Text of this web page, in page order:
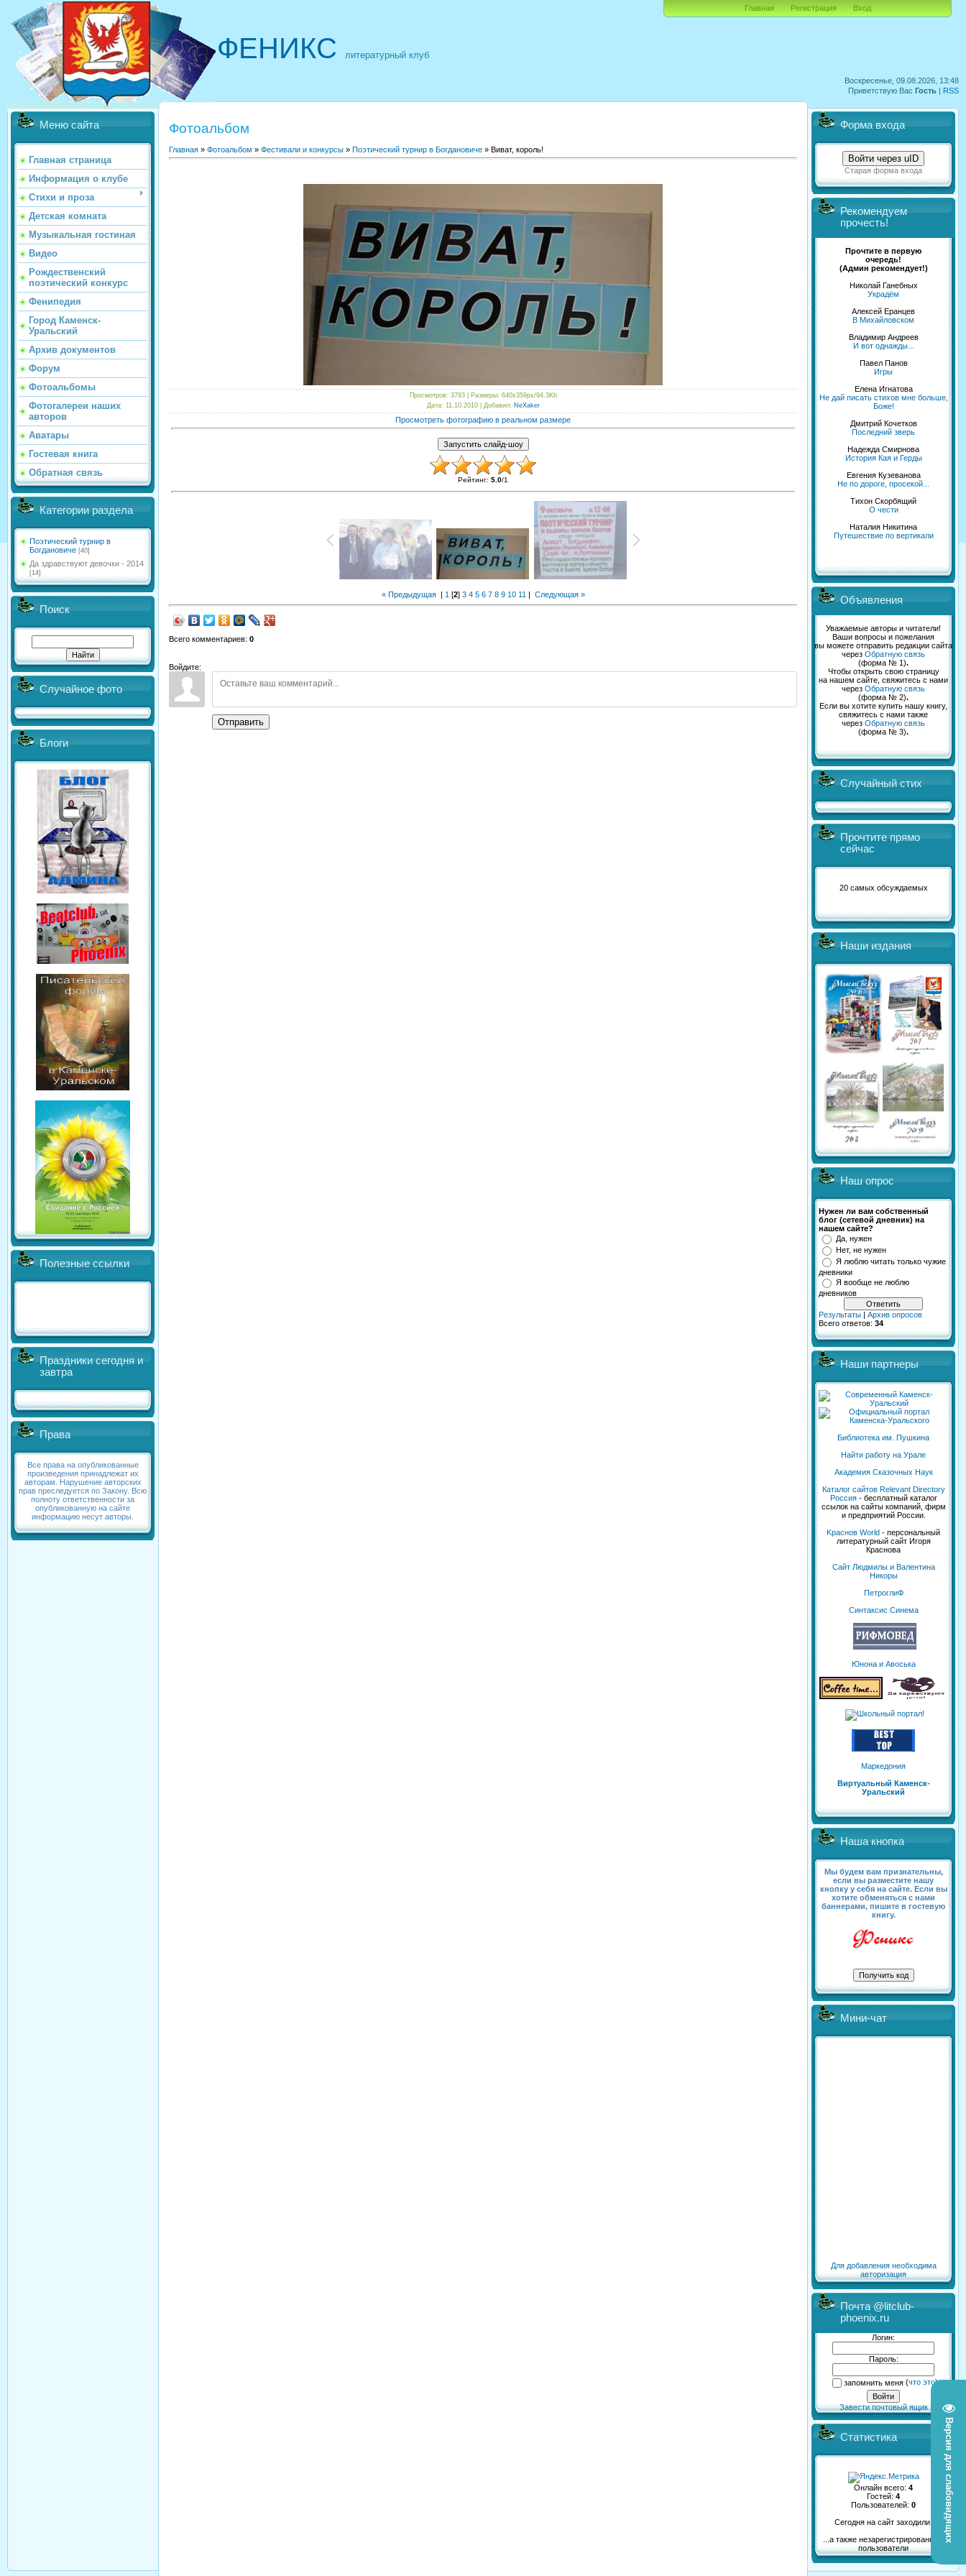
Версия для слабовидящих
Воскресенье, 09.08.2026, 13:48
Приветствую Вас Гость | RSS
ФЕНИКС литературный клуб
Главная Регистрация Вход
Меню сайта
Главная страница
Информация о клубе
Стихи и проза
Детская комната
Музыкальная гостиная
Видео
Рождественский
поэтический конкурс
Фенипедия
Город Каменск-
Уральский
Архив документов
Форум
Фотоальбомы
Фотогалереи наших
авторов
Аватары
Гостевая книга
Обратная связь
Категории раздела
Поэтический турнир в
Богдановиче [40]
Да здравствуют девочки - 2014
[14]
Поиск
Случайное фото
Блоги
Полезные ссылки
Праздники сегодня и
завтра
Права
Все права на опубликованные
произведения принадлежат их
авторам. Нарушение авторских
прав преследуется по Закону. Всю
полноту ответственности за
опубликованную на сайте
информацию несут авторы.
Фотоальбом
Главная » Фотоальбом » Фестивали и конкурсы » Поэтический турнир в Богдановиче » Виват, король!
Просмотров: 3793 | Размеры: 640x359px/94.3Kb
Дата: 11.10.2010 | Добавил: NeXaker
Просмотреть фотографию в реальном размере
Рейтинг: 5.0/1
« Предыдущая| 1 [2] 3 4 5 6 7 8 9 10 11 | Следующая »
Всего комментариев: 0
Войдите:
Отправить
Форма входа
Войти через uID
Старая форма входа
Рекомендуем
прочесть!
Прочтите в первую
очередь!
(Админ рекомендует!)
Николай Ганебных
Украдём
Алексей Еранцев
В Михайловском
Владимир Андреев
И вот однажды...
Павел Панов
Игры
Елена Игнатова
Не дай писать стихов мне больше,
Боже!
Дмитрий Кочетков
Последний зверь
Надежда Смирнова
История Кая и Герды
Евгения Кузеванова
Не по дороге, просекой...
Тихон Скорбящий
О чести
Наталия Никитина
Путешествие по вертикали
Объявления
Уважаемые авторы и читатели!
Ваши вопросы и пожелания
вы можете отправить редакции сайта
через Обратную связь
(форма № 1).
Чтобы открыть свою страницу
на нашем сайте, свяжитесь с нами
через Обратную связь
(форма № 2).
Если вы хотите купить нашу книгу,
свяжитесь с нами также
через Обратную связь
(форма № 3).
Случайный стих
Прочтите прямо
сейчас
20 самых обсуждаемых
Наши издания
Наш опрос
Нужен ли вам собственный
блог (сетевой дневник) на
нашем сайте?
Да, нужен
Нет, не нужен
Я люблю читать только чужие
дневники
Я вообще не люблю
дневников
Результаты
Архив опросов
Всего ответов: 34
Наши партнеры
Библиотека им. Пушкина
Найти работу на Урале
Академия Сказочных Наук
Каталог сайтов Relevant Directory
Россия- бесплатный каталог
ссылок на сайты компаний, фирм
и предприятий России.
Kраснов World - персональный
литературный сайт Игоря
Краснова
Сайт Людмилы и Валентина
Никоры
ПетроглиФ
Синтаксис Синема
Юнона и Авоська
Маркедония
Виртуальный Каменск-
Уральский
Наша кнопка
Мы будем вам признательны,
если вы разместите нашу
кнопку у себя на сайте. Если вы
хотите обменяться с нами
баннерами, пишите в гостевую
книгу.
Мини-чат
Для добавления необходима
авторизация
Почта @litclub-
phoenix.ru
Логин:
Пароль:
запомнить меня(что это)
Завести почтовый ящик
Статистика
Онлайн всего: 4
Гостей: 4
Пользователей: 0
Сегодня на сайт заходили:
...а также незарегистрированные
пользователи